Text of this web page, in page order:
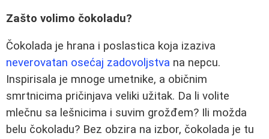
Zašto volimo čokoladu?
Čokolada je hrana i poslastica koja izaziva
neverovatan osećaj zadovoljstva na nepcu.
Inspirisala je mnoge umetnike, a običnim
smrtnicima pričinjava veliki užitak. Da li volite
mlečnu sa lešnicima i suvim grožđem? Ili možda
belu čokoladu? Bez obzira na izbor, čokolada je tu